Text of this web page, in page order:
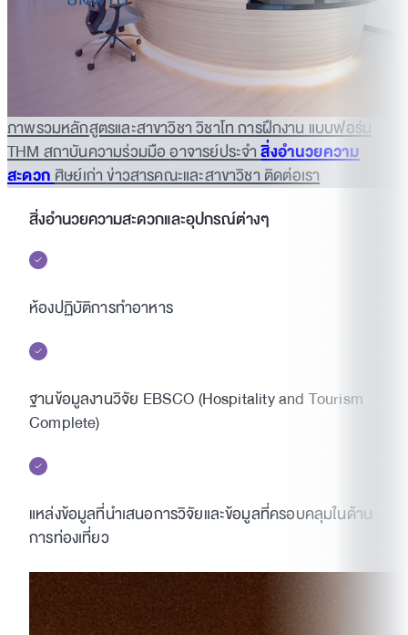
ภาพรวมหลักสูตรและสาขาวิชาวิชาโทการฝึกงานแบบฟอร์ม
THMสถาบันความร่วมมืออาจารย์ประจำสิ่งอำนวยความ
สะดวกศิษย์เก่าข่าวสารคณะและสาขาวิชาติดต่อเรา
สิ่งอำนวยความสะดวกและอุปกรณ์ต่างๆ
ห้องปฏิบัติการทำอาหาร
ฐานข้อมูลงานวิจัย EBSCO (Hospitality and Tourism
Complete)
แหล่งข้อมูลที่นำเสนอการวิจัยและข้อมูลที่ครอบคลุมในด้าน
การท่องเที่ยว